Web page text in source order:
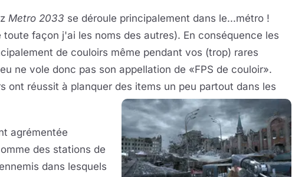
Metro 2033 se déroule principalement dans le...métro !
façon j'ai les noms des autres). En conséquence les
de couloirs même pendant vos (trop) rares
ne vole donc pas son appellation de «FPS de couloir».
ont réussit à planquer des items un peu partout dans les
agrémentée
des stations de
dans lesquels